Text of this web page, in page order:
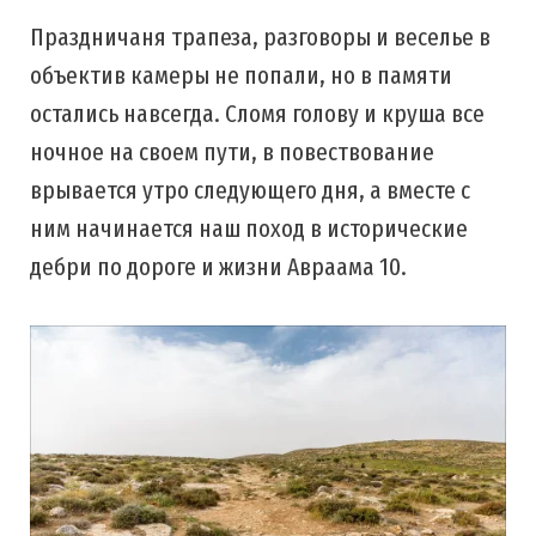
Праздничаня трапеза, разговоры и веселье в
объектив камеры не попали, но в памяти
остались навсегда. Сломя голову и круша все
ночное на своем пути, в повествование
врывается утро следующего дня, а вместе с
ним начинается наш поход в исторические
дебри по дороге и жизни Авраама 10.